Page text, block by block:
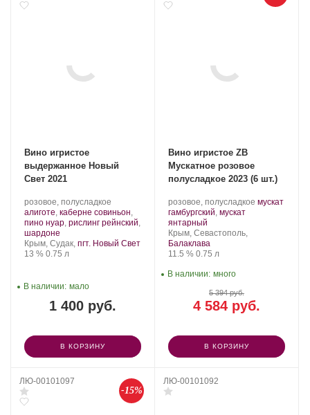
Вино игристое
выдержанное Новый
Свет 2021
Производитель:
Новый
Свет.
розовое, полусладкое
Сорт
винограда:
алиготе, каберне совиньон,
пино нуар, рислинг рейнский,
шардоне
Регион:
Крым, Судак, пгт. Новый Свет
Крепость
13 %. Объем
0.75 л
1 400 руб.
В наличии: мало
В КОРЗИНУ
Вино игристое ZB
Мускатное розовое
полусладкое 2023 (6 шт.)
Производитель:
Золотая
Балка.
розовое, полусладкое .мускат
гамбургский, мускат
янтарный
Регион:
Крым, Севастополь,
Балаклава
Крепость
11.5 %. Объем
0.75 л
4 584 руб.
5 394 руб.
В наличии: много
В КОРЗИНУ
ЛЮ-00101097
-15%
ЛЮ-00101092